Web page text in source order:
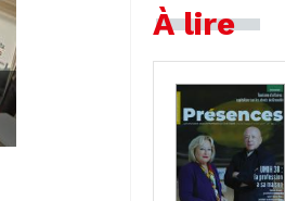
À lire